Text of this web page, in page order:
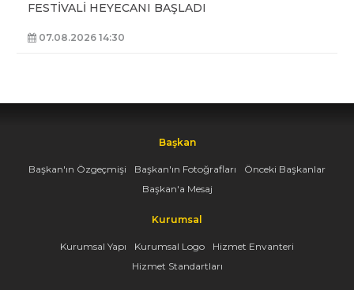
FESTİVALİ HEYECANI BAŞLADI
07.08.2026 14:30
Başkan
Başkan'ın Özgeçmişi Başkan'ın Fotoğrafları
Önceki Başkanlar
Başkan'a Mesaj
Kurumsal
Kurumsal Yapı Kurumsal Logo
Hizmet Envanteri
Hizmet Standartları